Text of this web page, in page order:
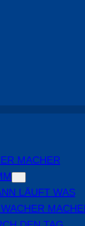
MACHER
LÄUFT WAS